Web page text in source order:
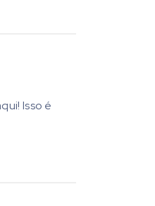
Isso é